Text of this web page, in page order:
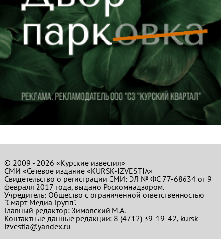
© 2009 - 2026 «Курские известия»
СМИ «Сетевое издание «KURSK-IZVESTIA»
Свидетельство о регистрации СМИ: ЭЛ № ФС 77-68634 от 9
февраля 2017 года, выдано Роскомнадзором.
Учредитель: Общество с ограниченной ответственностью
"Смарт Медиа Групп".
Главный редактор:Зимовский М.А.
Контактные данные редакции: 8 (4712) 39-19-42, kursk-
izvestia@yandex.ru